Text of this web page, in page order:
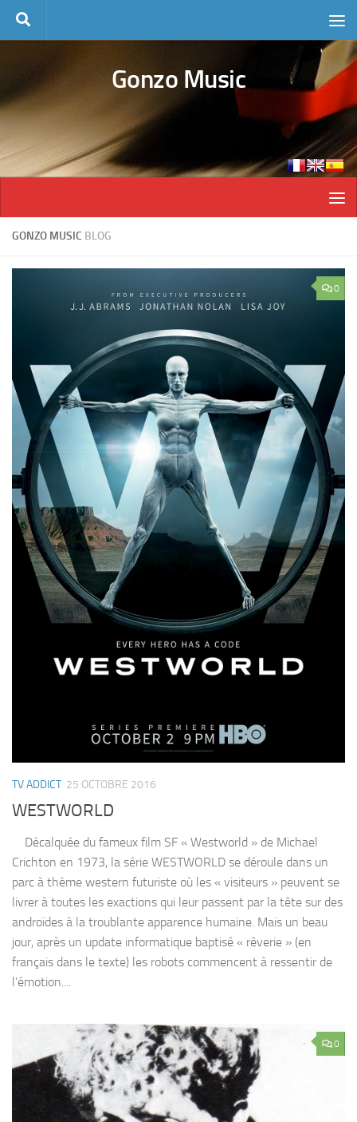
Skip to content
Gonzo Music
GONZO MUSIC BLOG
0
TV ADDICT 25 OCTOBRE 2016
WESTWORLD
Décalquée du fameux film SF « Westworld » de Michael
Crichton en 1973, la série WESTWORLD se déroule dans un
parc à thème western futuriste où les « visiteurs » peuvent se
livrer à toutes les exactions qui leur passent par la tête sur des
androïdes à la troublante apparence humaine. Mais un beau
jour, après un update informatique baptisé « rêverie » (en
français dans le texte) les robots commencent à ressentir de
l’émotion....
0